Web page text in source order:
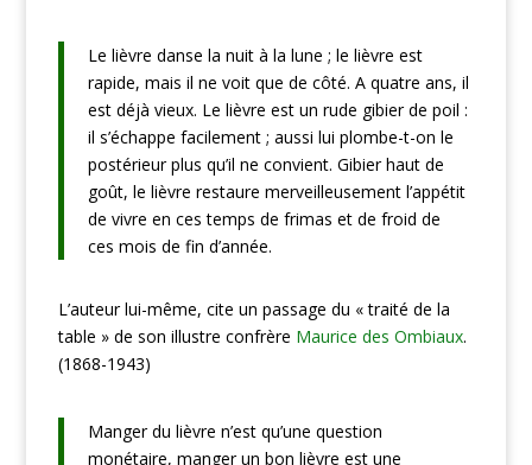
Le lièvre danse la nuit à la lune ; le lièvre est
rapide, mais il ne voit que de côté. A quatre ans, il
est déjà vieux. Le lièvre est un rude gibier de poil :
il s’échappe facilement ; aussi lui plombe-t-on le
postérieur plus qu’il ne convient. Gibier haut de
goût, le lièvre restaure merveilleusement l’appétit
de vivre en ces temps de frimas et de froid de
ces mois de fin d’année.
L’auteur lui-même, cite un passage du « traité de la
table » de son illustre confrère Maurice des Ombiaux.
(1868-1943)
Manger du lièvre n’est qu’une question
monétaire, manger un bon lièvre est une